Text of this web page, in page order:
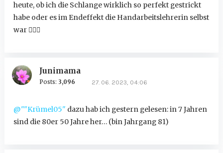
heute, ob ich die Schlange wirklich so perfekt gestrickt
habe oder es im Endeffekt die Handarbeitslehrerin selbst
war 🤷🏻‍♀️
Junimama
Posts: 3,096 27. 06. 2023, 04:06
@""Krümel05" dazu hab ich gestern gelesen: in 7 Jahren
sind die 80er 50 Jahre her… (bin Jahrgang 81)